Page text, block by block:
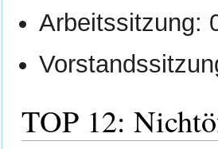
Arbeitssitzung:
TOP 12: